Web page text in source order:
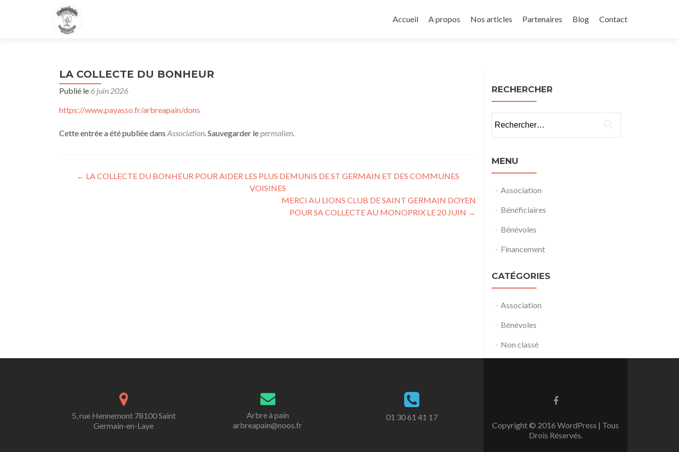
au
Accueil A propos Nos articles Partenaires Blog Contact
LA COLLECTE DU BONHEUR
Publié le 6 juin 2026
https://www.payasso.fr/arbreapain/dons
Cette entrée a été publiée dans Association. Sauvegarder lepermalien.
Navigation
← LA COLLECTE DU BONHEUR POUR AIDER LES PLUS DEMUNIS DE ST GERMAIN ET DES COMMUNES
VOISINES
MERCI AU LIONS CLUB DE SAINT GERMAIN DOYEN
POUR SA COLLECTE AU MONOPRIX LE 20 JUIN →
RECHERCHER
MENU
Association
Bénéficiaires
Bénévoles
Financement
CATÉGORIES
Association
Bénévoles
Non classé
5, rue Hennemont 78100 Saint
Germain-en-Laye
Arbre à pain
arbreapain@noos.fr
01 30 61 41 17
Go
Copyright © 2016 WordPress | Tous
Drois Réservés.